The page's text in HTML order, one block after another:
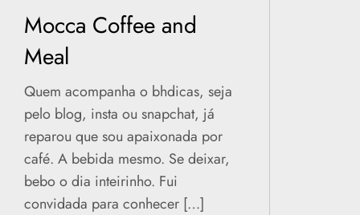
Mocca Coffee and
Meal
Quem acompanha o bhdicas, seja
pelo blog, insta ou snapchat, já
reparou que sou apaixonada por
café. A bebida mesmo. Se deixar,
bebo o dia inteirinho. Fui
convidada para conhecer […]